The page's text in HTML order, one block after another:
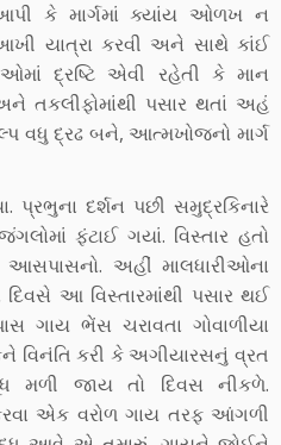
કે માર્ગમાં ક્યાંય ઓળખ ન
યાત્રા કરવી અને સાથે કાંઈ
દ્રષ્ટિ એવી રહેતી કે માન
તકલીફોમાંથી પસાર થતાં અહં
વધુ દ્રઢ બને, આત્મખોજનો માર્ગ
પ્રભુના દર્શન પછી સમુદ્રકિનારે
ફંટાઈ ગયાં. વિસ્તાર હતો
અહીં માલધારીઓના
આ વિસ્તારમાંથી પસાર થઈ
ગાય ભેંસ ચરાવતા ગોવાળીયા
વિનંતિ કરી કે અગીયારસનું વ્રત
મળી જાય તો દિવસ નીકળે.
એક વરોળ ગાય તરફ આંગળી